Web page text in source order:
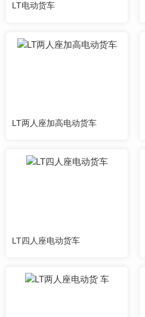
LT电动货车
LT两人座加高电动货车
LT四人座电动货车